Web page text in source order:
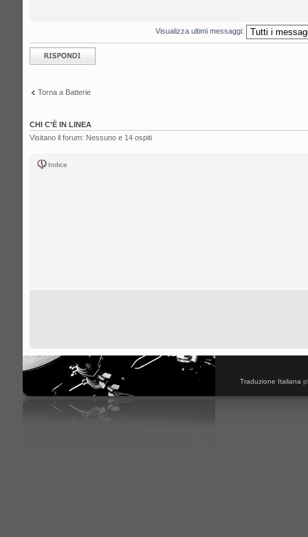
Visualizza ultimi messaggi:
Rispondi al
messaggio
Torna a Batterie
CHI C’È IN LINEA
Visitano il forum: Nessuno e 14 ospiti
Indice
Traduzione Italiana